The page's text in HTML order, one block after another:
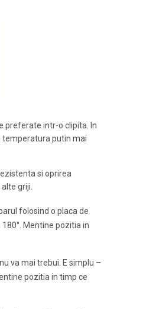
preferate intr-o clipita. In
temperatura putin mai
si oprirea
griji.
folosind o placa de
Mentine pozitia in
va mai trebui. E simplu –
pozitia in timp ce